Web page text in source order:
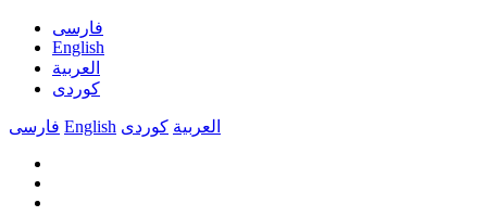
فارسی
English
العربیة
کوردی
فارسی English العربیة کوردی